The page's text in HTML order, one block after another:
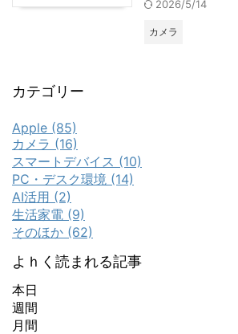
2026/5/14
カメラ
カテゴリー
Apple (85)
カメラ (16)
スマートデバイス (10)
PC・デスク環境 (14)
AI活用 (2)
生活家電 (9)
そのほか (62)
よｈく読まれる記事
本日
週間
月間